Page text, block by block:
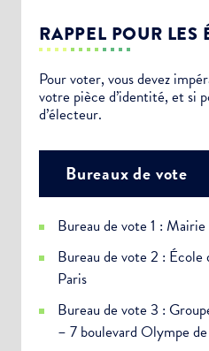
RAPPEL POUR LES
Pour voter, vous devez
votre pièce d’identité, et si
d’électeur.
Bureaux de vote
Bureau de vote 1 :
Bureau de vote 2 : École
Paris
Bureau de vote 3 :
– 7 boulevard Olympe